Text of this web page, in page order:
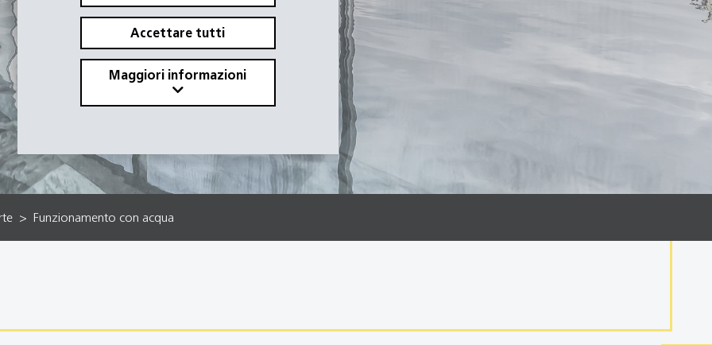
Accettare tutti
Funzionamento con acqua